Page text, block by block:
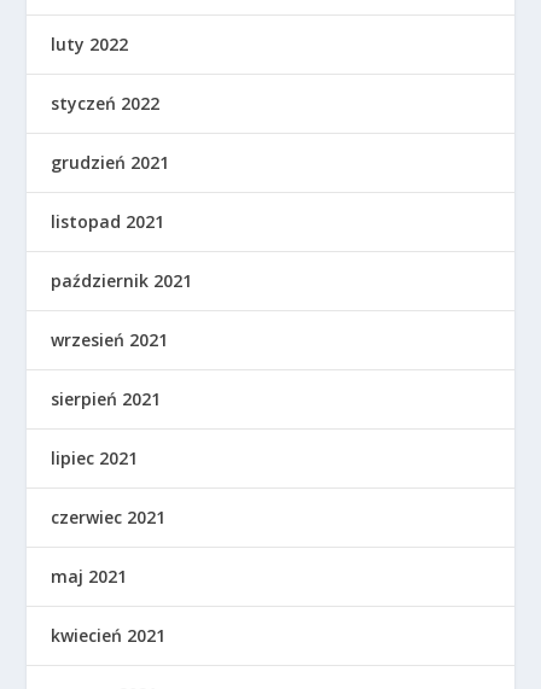
luty 2022
styczeń 2022
grudzień 2021
listopad 2021
październik 2021
wrzesień 2021
sierpień 2021
lipiec 2021
czerwiec 2021
maj 2021
kwiecień 2021